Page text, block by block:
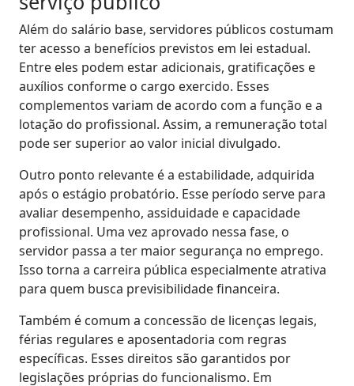
Além do salário base, servidores públicos costumam
ter acesso a benefícios previstos em lei estadual.
Entre eles podem estar adicionais, gratificações e
auxílios conforme o cargo exercido. Esses
complementos variam de acordo com a função e a
lotação do profissional. Assim, a remuneração total
pode ser superior ao valor inicial divulgado.
Outro ponto relevante é a estabilidade, adquirida
após o estágio probatório. Esse período serve para
avaliar desempenho, assiduidade e capacidade
profissional. Uma vez aprovado nessa fase, o
servidor passa a ter maior segurança no emprego.
Isso torna a carreira pública especialmente atrativa
para quem busca previsibilidade financeira.
Também é comum a concessão de licenças legais,
férias regulares e aposentadoria com regras
específicas. Esses direitos são garantidos por
legislações próprias do funcionalismo. Em